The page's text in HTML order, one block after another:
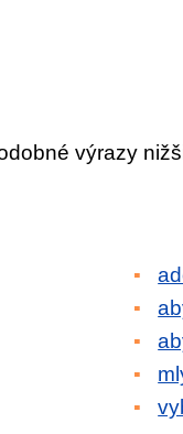
výrazy